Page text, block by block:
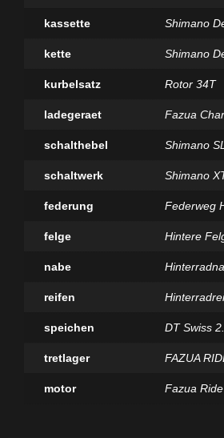
kassette Shimano
kette Shimano
kurbelsatz Rotor 34T
ladegeraet Fazua
schalthebel Shimano
schaltwerk Shimano
federung Federweg
felge Hintere
nabe
reifen
speichen DT Swiss
tretlager FAZUA
motor Fazua